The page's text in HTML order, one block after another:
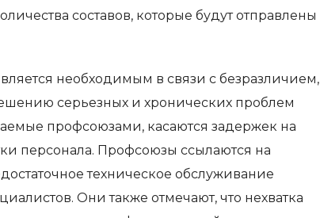
составов, которые будут отправлены
необходимым в связи с безразличием,
серьезных и хронических проблем
профсоюзами, касаются задержек на
персонала. Профсоюзы ссылаются на
техническое обслуживание
Они также отмечают, что нехватка